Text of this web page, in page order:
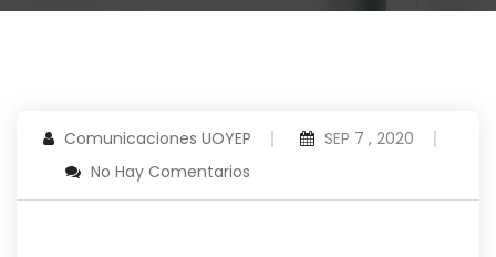
Comunicaciones UOYEP
SEP 7 , 2020
No Hay Comentarios